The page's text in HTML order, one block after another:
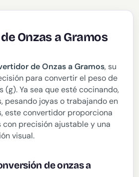
Onzas a Gramos
de Onzas a Gramos, su
para convertir el peso de
(g). Ya sea que esté cocinando,
pesando joyas o trabajando en
este convertidor proporciona
precisión ajustable y una
visual.
de onzas a